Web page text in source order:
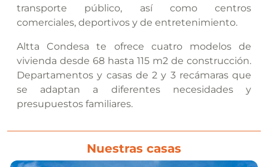
transporte público, así como centros
comerciales, deportivos y de entretenimiento.
Altta Condesa te ofrece cuatro modelos de
vivienda desde 68 hasta 115 m2 de construcción.
Departamentos y casas de 2 y 3 recámaras que
se adaptan a diferentes necesidades y
presupuestos familiares.
Nuestras casas